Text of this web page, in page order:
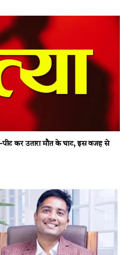
पीट कर उतारा मौत के घाट, इस वजह से